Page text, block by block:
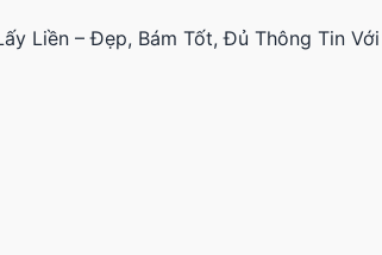
Liền – Đẹp, Bám Tốt, Đủ Thông Tin